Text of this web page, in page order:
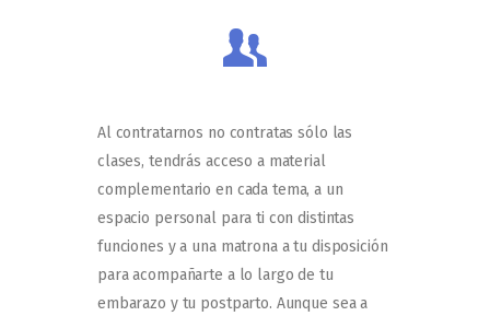
Al contratarnos no contratas sólo las
clases, tendrás acceso a material
complementario en cada tema, a un
espacio personal para ti con distintas
funciones y a una matrona a tu disposición
para acompañarte a lo largo de tu
embarazo y tu postparto. Aunque sea a